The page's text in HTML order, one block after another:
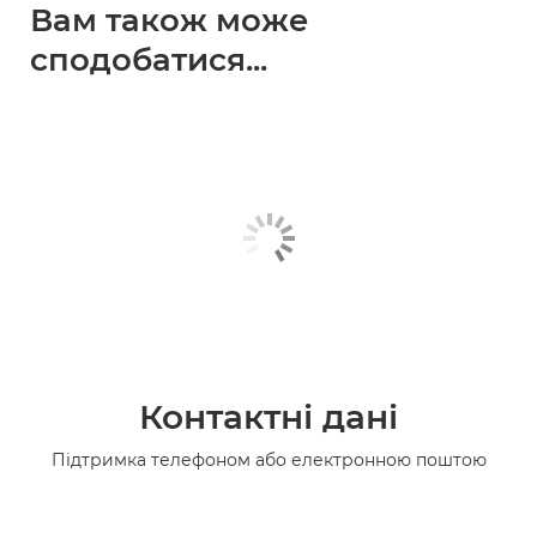
Вам також може
сподобатися...
Контактні дані
Підтримка телефоном або електронною поштою